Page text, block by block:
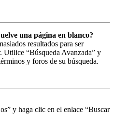
una página en blanco?
resultados para ser
Utilice “Búsqueda Avanzada” y
y foros de su búsqueda.
y haga clic en el enlace “Buscar